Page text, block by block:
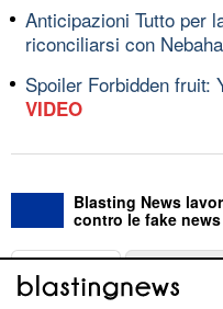
Anticipazioni Tutto per
riconciliarsi con
Spoiler Forbidden fruit:
VIDEO
Blasting News
contro le fake news
ABOUT